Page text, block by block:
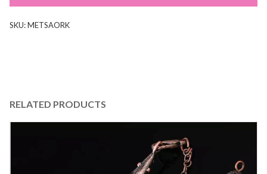
SKU:METSAORK
RELATED PRODUCTS